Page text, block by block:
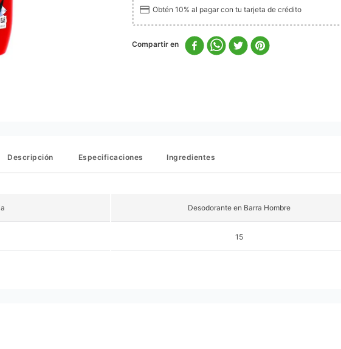
Obtén 10% al pagar con tu tarjeta de crédito
Descripción Especificaciones Ingredientes
Desodorante en Barra Hombre
15